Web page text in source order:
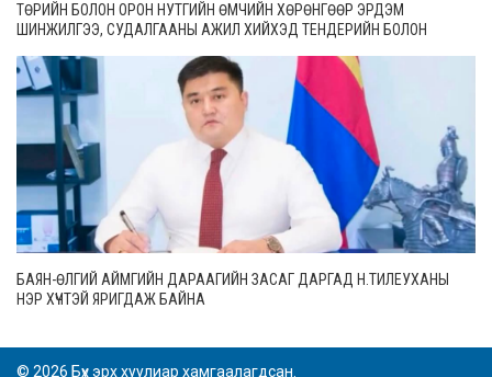
ТӨРИЙН БОЛОН ОРОН НУТГИЙН ӨМЧИЙН ХӨРӨНГӨӨР ЭРДЭМ
ШИНЖИЛГЭЭ, СУДАЛГААНЫ АЖИЛ ХИЙХЭД ТЕНДЕРИЙН БОЛОН
БАЯН-ӨЛГИЙ АЙМГИЙН ДАРААГИЙН ЗАСАГ ДАРГАД Н.ТИЛЕУХАНЫ
НЭР ХҮЧТЭЙ ЯРИГДАЖ БАЙНА
© 2026 Бүх эрх хуулиар хамгаалагдсан.